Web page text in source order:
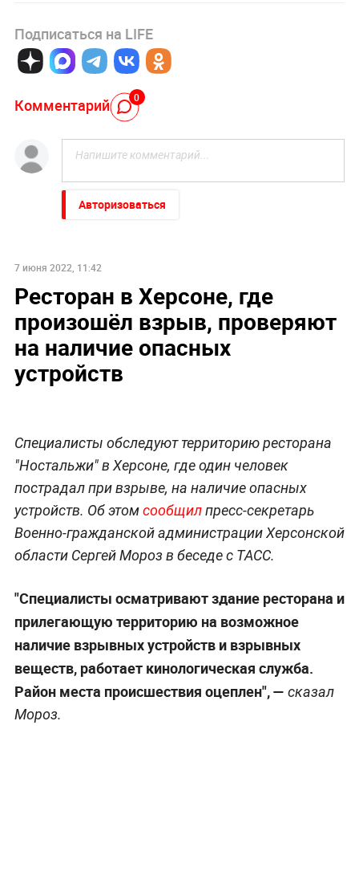
Подписаться на LIFE
Комментарий 0
Авторизоваться
7 июня 2022, 11:42
Ресторан в Херсоне, где
произошёл взрыв, проверяют
на наличие опасных
устройств
Специалисты обследуют территорию ресторана
"Ностальжи" в Херсоне, где один человек
пострадал при взрыве, на наличие опасных
устройств. Об этомсообщилпресс-секретарь
Военно-гражданской администрации Херсонской
области Сергей Мороз в беседе с ТАСС.
"Специалисты осматривают здание ресторана и
прилегающую территорию на возможное
наличие взрывных устройств и взрывных
веществ, работает кинологическая служба.
Район места происшествия оцеплен", — сказал
Мороз.